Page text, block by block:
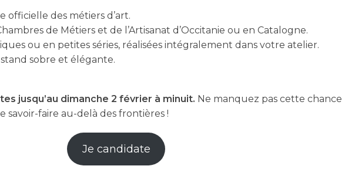
des métiers d’art.
de Métiers et de l’Artisanat d’Occitanie ou en Catalogne.
ou en petites séries, réalisées intégralement dans votre atelier.
sobre et élégante.
jusqu’au dimanche 2 février à minuit. Ne manquez pas cette chance
faire au-delà des frontières !
Je candidate